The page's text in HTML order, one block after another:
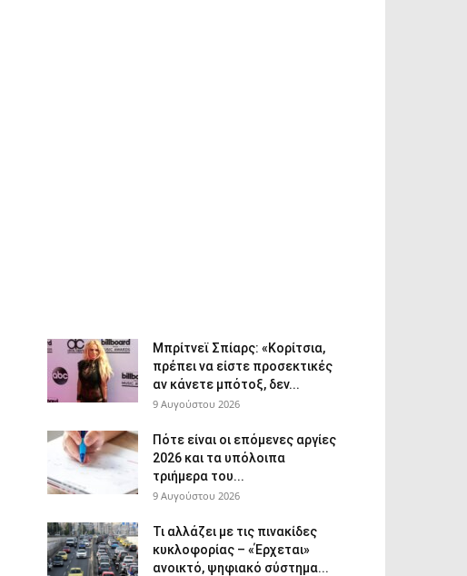
Μπρίτνεϊ Σπίαρς: «Κορίτσια,
πρέπει να είστε προσεκτικές
αν κάνετε μπότοξ, δεν...
9 Αυγούστου 2026
Πότε είναι οι επόμενες αργίες
2026 και τα υπόλοιπα
τριήμερα του...
9 Αυγούστου 2026
Τι αλλάζει με τις πινακίδες
κυκλοφορίας – «Έρχεται»
ανοικτό, ψηφιακό σύστημα...